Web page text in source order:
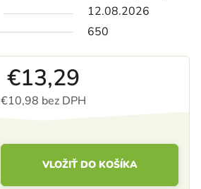
12.08.2026
650
€13,29
€10,98 bez DPH
VLOŽIŤ DO KOŠÍKA